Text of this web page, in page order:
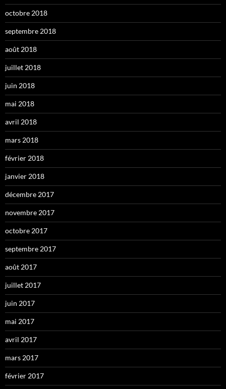
octobre 2018
septembre 2018
août 2018
juillet 2018
juin 2018
mai 2018
avril 2018
mars 2018
février 2018
janvier 2018
décembre 2017
novembre 2017
octobre 2017
septembre 2017
août 2017
juillet 2017
juin 2017
mai 2017
avril 2017
mars 2017
février 2017